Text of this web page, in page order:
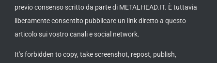
previo consenso scritto da parte di METALHEAD.IT. È tuttavia
liberamente consentito pubblicare un link diretto a questo
articolo sui vostro canali e social network.
It’s forbidden to copy, take screenshot, repost, publish,